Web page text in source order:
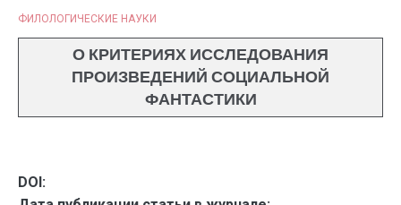
ФИЛОЛОГИЧЕСКИЕ НАУКИ
О КРИТЕРИЯХ ИССЛЕДОВАНИЯ
ПРОИЗВЕДЕНИЙ СОЦИАЛЬНОЙ
ФАНТАСТИКИ
DOI: